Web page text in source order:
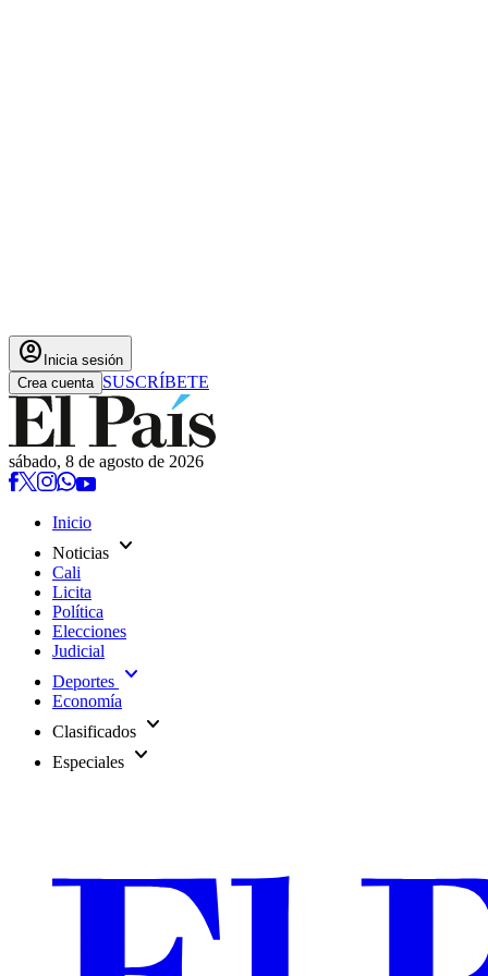
account_circle Inicia sesión
Crea cuenta SUSCRÍBETE
sábado, 8 de agosto de 2026
Inicio
Noticias expand_more
Cali
Licita
Política
Elecciones
Judicial
Deportes expand_more
Economía
Clasificados expand_more
Especiales expand_more